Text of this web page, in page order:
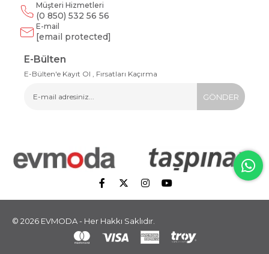
Müşteri Hizmetleri
(0 850) 532 56 56
E-mail
[email protected]
E-Bülten
E-Bülten'e Kayıt Ol , Fırsatları Kaçırma
GÖNDER
© 2026 EVMODA - Her Hakkı Saklıdır.